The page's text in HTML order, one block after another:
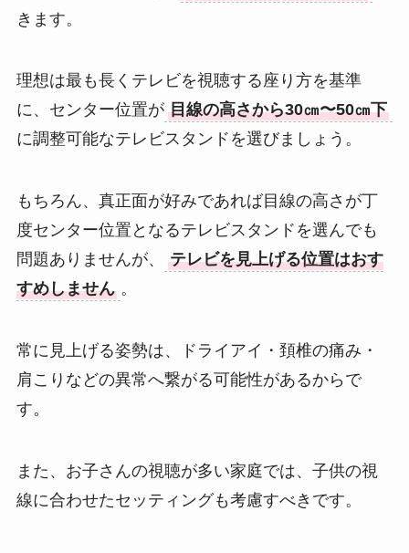
きます。
理想は最も長くテレビを視聴する座り方を基準
に、センター位置が 目線の高さから30㎝〜50㎝下
に調整可能なテレビスタンドを選びましょう。
もちろん、真正面が好みであれば目線の高さが丁
度センター位置となるテレビスタンドを選んでも
問題ありませんが、
テレビを見上げる位置はおす
すめしません 。
常に見上げる姿勢は、ドライアイ・頚椎の痛み・
肩こりなどの異常へ繋がる可能性があるからで
す。
また、お子さんの視聴が多い家庭では、子供の視
線に合わせたセッティングも考慮すべきです。